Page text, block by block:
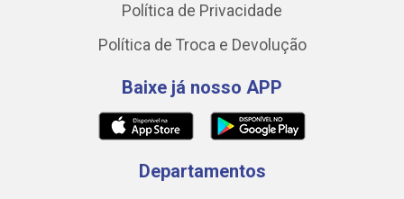
Política de Privacidade
Política de Troca e Devolução
Baixe já nosso APP
Departamentos